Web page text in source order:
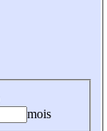
mois